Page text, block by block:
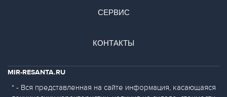
СЕРВИС
КОНТАКТЫ
MIR-RESANTA.RU
* - Вся представленная на сайте информация, касающаяся